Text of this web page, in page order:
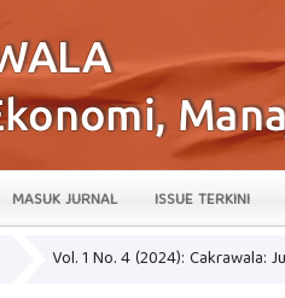
MASUK JURNAL ISSUE TERKINI
Vol. 1 No. 4 (2024): Cakrawala: